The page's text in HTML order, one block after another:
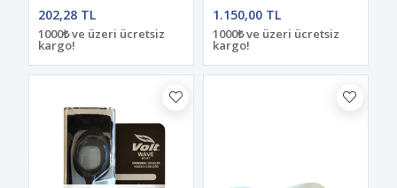
202,28 TL
1000₺ ve üzeri ücretsiz
kargo!
1.150,00 TL
1000₺ ve üzeri ücretsiz
kargo!